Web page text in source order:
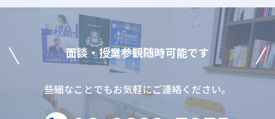
⾯談‧授業参観随時可能です
些細なことでもお気軽にご連絡ください。